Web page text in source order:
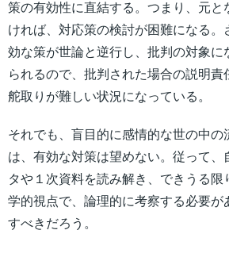
策の有効性に直結する。つまり、元と
ければ、対応策の検討が困難になる。
効な策が世論と逆行し、批判の対象に
られるので、批判された場合の説明責
舵取りが難しい状況になっている。
それでも、盲目的に感情的な世の中の
は、有効な対策は望めない。従って、
タや１次資料を読み解き、できうる限
学的視点で、論理的に考察する必要が
すべきだろう。